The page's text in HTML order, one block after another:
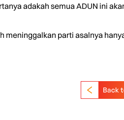
adakah semua ADUN ini
meninggalkan parti asalnya
Back